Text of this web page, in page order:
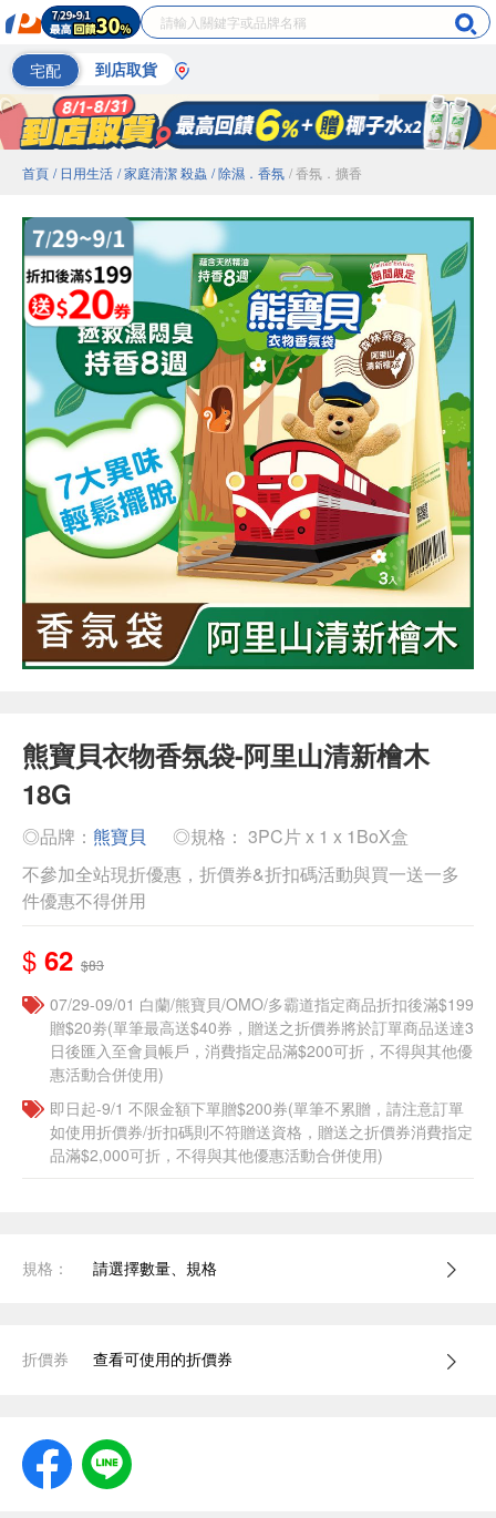
宅配 到店取貨
首頁 / 日用生活 / 家庭清潔 殺蟲 / 除濕．香氛 / 香氛．擴香
熊寶貝衣物香氛袋-阿里山清新檜木
18G
◎品牌： 熊寶貝
◎規格： 3PC片 x 1 x 1BoX盒
不參加全站現折優惠，折價券&折扣碼活動與買一送一多
件優惠不得併用
$ 62 $83
07/29-09/01 白蘭/熊寶貝/OMO/多霸道指定商品折扣後滿$199
贈$20劵(單筆最高送$40券，贈送之折價券將於訂單商品送達3
日後匯入至會員帳戶，消費指定品滿$200可折，不得與其他優
惠活動合併使用)
即日起-9/1 不限金額下單贈$200券(單筆不累贈，請注意訂單
如使用折價券/折扣碼則不符贈送資格，贈送之折價券消費指定
品滿$2,000可折，不得與其他優惠活動合併使用)
規格： 請選擇數量、規格
折價券 查看可使用的折價券